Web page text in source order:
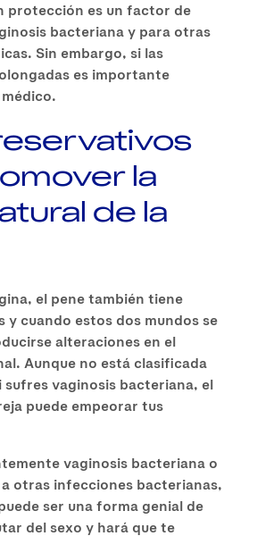
protección es un factor de
bacteriana y para otras
Sin embargo, si las
es importante
la
de la
el pene también tiene
y cuando estos dos mundos se
alteraciones en el
Aunque no está clasificada
sufres vaginosis bacteriana, el
puede empeorar tus
vaginosis bacteriana o
otras infecciones bacterianas,
ser una forma genial de
del sexo y hará que te